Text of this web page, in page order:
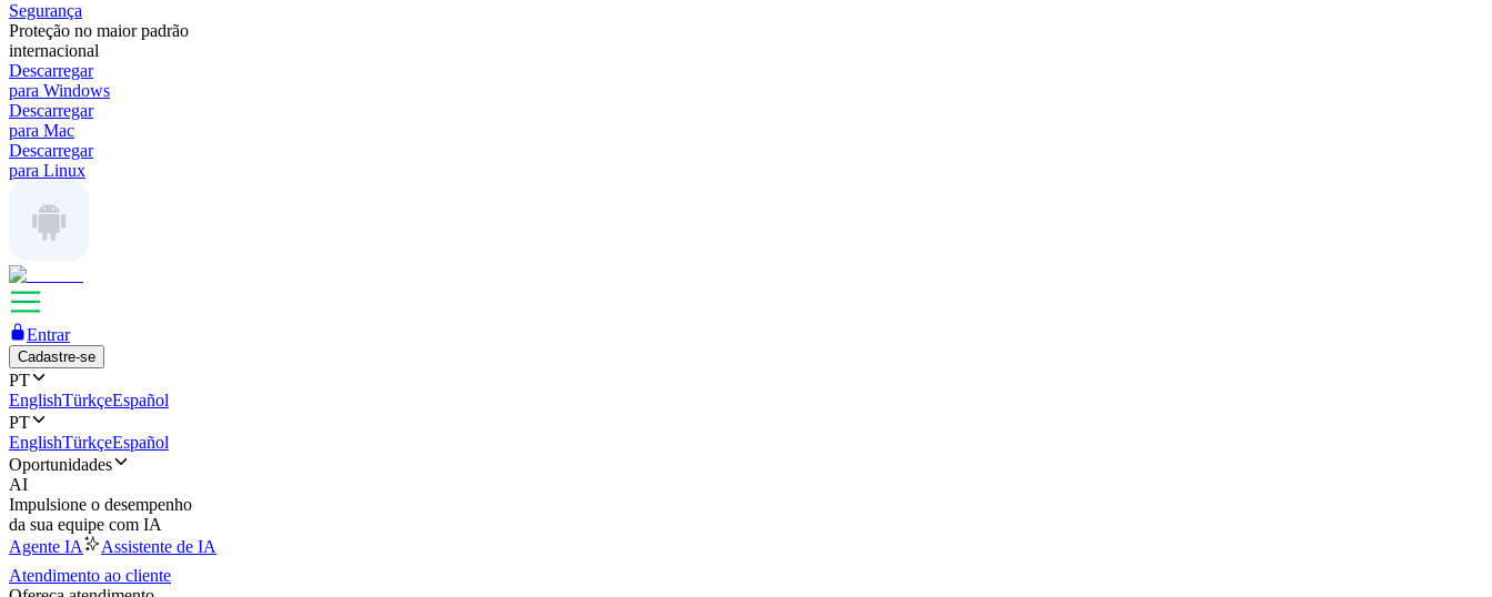
Segurança
Proteção no maior padrão
internacional
Descarregar
para Windows
Descarregar
para Mac
Descarregar
para Linux
Entrar
Cadastre-se
PT
EnglishTürkçeEspañol
PT
EnglishTürkçeEspañol
Oportunidades
AI
Impulsione o desempenho
da sua equipe com IA
Agente IA
Assistente de IA
Atendimento ao cliente